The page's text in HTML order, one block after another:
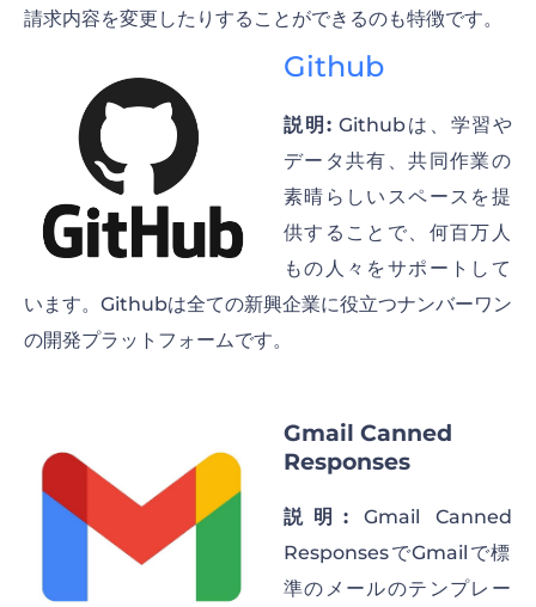
請求内容を変更したりすることができるのも特徴です。
Github
説明:Githubは、学習や
データ共有、共同作業の
素晴らしいスペースを提
供することで、何百万人
もの人々をサポートして
います。Githubは全ての新興企業に役立つナンバーワン
の開発プラットフォームです。
Gmail Canned
Responses
説明:Gmail Canned
ResponsesでGmailで標
準のメールのテンプレー